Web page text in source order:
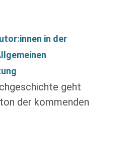
in der
geht
der kommenden